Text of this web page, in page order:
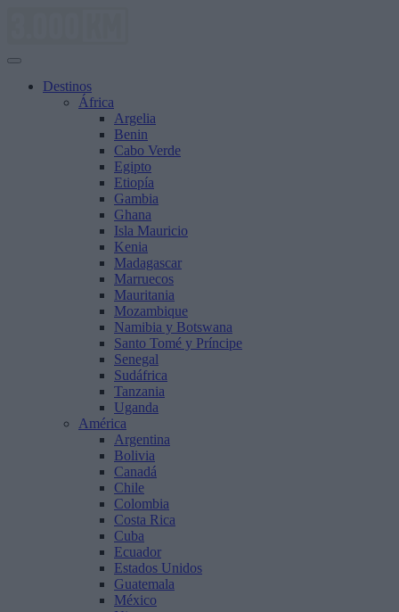
Destinos
África
Argelia
Benin
Cabo Verde
Egipto
Etiopía
Gambia
Ghana
Isla Mauricio
Kenia
Madagascar
Marruecos
Mauritania
Mozambique
Namibia y Botswana
Santo Tomé y Príncipe
Senegal
Sudáfrica
Tanzania
Uganda
América
Argentina
Bolivia
Canadá
Chile
Colombia
Costa Rica
Cuba
Ecuador
Estados Unidos
Guatemala
México